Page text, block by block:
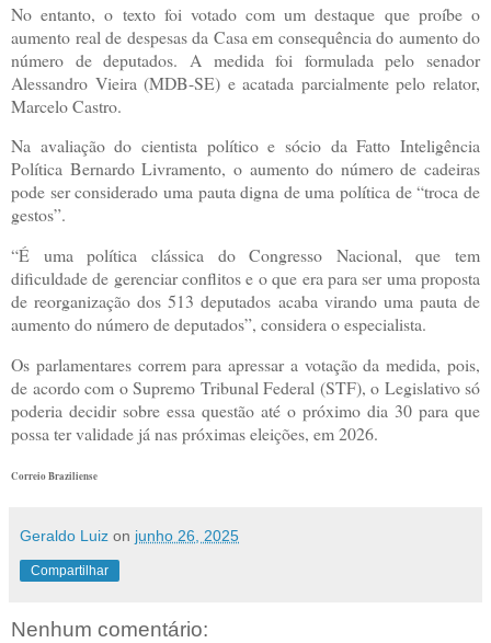
No entanto, o texto foi votado com um destaque que proíbe o
aumento real de despesas da Casa em consequência do aumento do
número de deputados. A medida foi formulada pelo senador
Alessandro Vieira (MDB-SE) e acatada parcialmente pelo relator,
Marcelo Castro.
Na avaliação do cientista político e sócio da Fatto Inteligência
Política Bernardo Livramento, o aumento do número de cadeiras
pode ser considerado uma pauta digna de uma política de “troca de
gestos”.
“É uma política clássica do Congresso Nacional, que tem
dificuldade de gerenciar conflitos e o que era para ser uma proposta
de reorganização dos 513 deputados acaba virando uma pauta de
aumento do número de deputados”, considera o especialista.
Os parlamentares correm para apressar a votação da medida, pois,
de acordo com o Supremo Tribunal Federal (STF), o Legislativo só
poderia decidir sobre essa questão até o próximo dia 30 para que
possa ter validade já nas próximas eleições, em 2026.
Correio Braziliense
Geraldo Luiz on junho 26, 2025
Compartilhar
Nenhum comentário: